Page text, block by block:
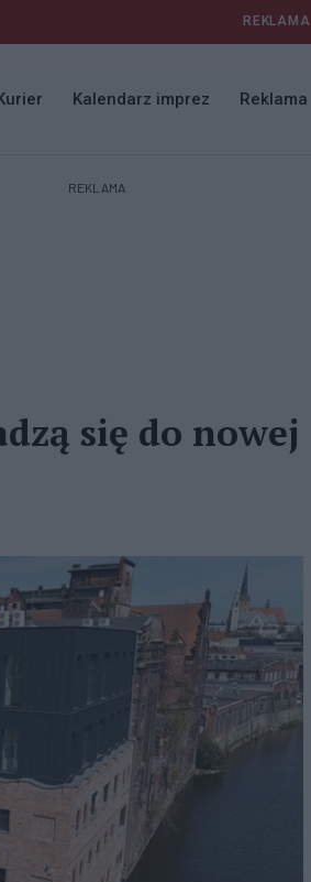
REKLAMA
Kalendarz imprez Reklama
REKLAMA
się do nowej